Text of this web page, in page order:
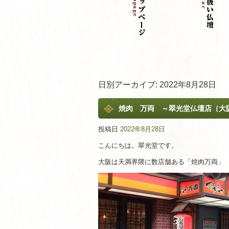
日別アーカイブ: 2022年8月28日
焼肉 万両 ～翠光堂仏壇店（大
投稿日 2022年8月28日
こんにちは。翠光堂です。
大阪は天満界隈に数店舗ある「焼肉万両」